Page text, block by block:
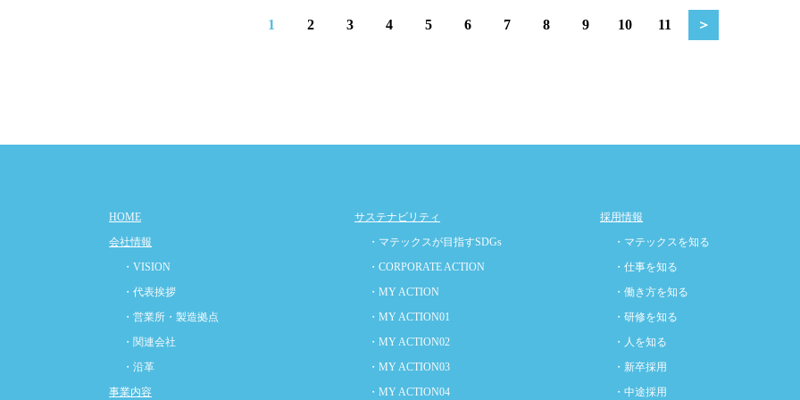
1 2 3 4 5 6 7 8 9 10 11 ＞
HOME
会社情報
・VISION
・代表挨拶
・営業所・製造拠点
・関連会社
・沿革
事業内容
サステナビリティ
・マテックスが目指すSDGs
・CORPORATE ACTION
・MY ACTION
・MY ACTION01
・MY ACTION02
・MY ACTION03
・MY ACTION04
採用情報
・マテックスを知る
・仕事を知る
・働き方を知る
・研修を知る
・人を知る
・新卒採用
・中途採用